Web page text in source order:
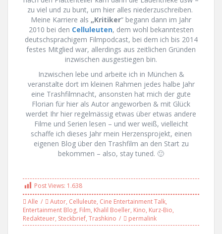
zu viel und zu bunt, um hier alles niederzuschreiben.
Meine Karriere als „Kritiker“ begann dann im Jahr
2010 bei den Celluleuten, dem wohl bekanntesten
deutschsprachigem Filmpodcast, bei dem ich bis 2014
festes Mitglied war, allerdings aus zeitlichen Gründen
inzwischen ausgestiegen bin.
Inzwischen lebe und arbeite ich in München &
veranstalte dort im kleinen Rahmen jedes halbe Jahr
eine Trashfilmnacht, ansonsten hat mich der gute
Florian für hier als Autor angeworben & mit Glück
werdet Ihr hier regelmässig etwas über etwas andere
Filme und Serien lesen – und wer weiß, vielleicht
schaffe ich dieses Jahr mein Herzensprojekt, einen
eigenen Blog über den Trashfilm an den Start zu
bekommen – also, stay tuned. 🙂
Post Views: 1.638
Alle
Autor, Celluleute, Cine Entertainment Talk,
Entertainment Blog, Film, Khalil Boeller, Kino, Kurz-Bio,
Redakteuer, Steckbrief, Trashkino permalink